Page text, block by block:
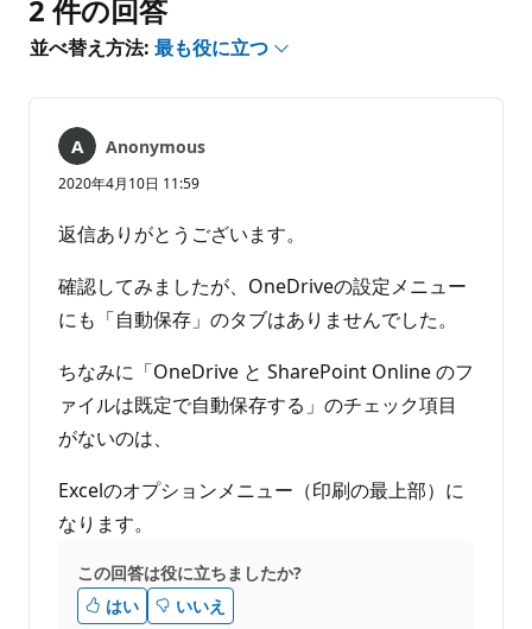
は
あ
ま
ん
2 件の回答
並べ替え方法: 最も役に立つ
Anonymous
2020年4月10日 11:59
返信ありがとうございます。
確認してみましたが、OneDriveの設定メニュー
にも「自動保存」のタブはありませんでした。
ちなみに「OneDrive と SharePoint Online のフ
ァイルは既定で自動保存する」のチェック項目
がないのは、
Excelのオプションメニュー（印刷の最上部）に
なります。
この回答は役に立ちましたか?
はい
いいえ